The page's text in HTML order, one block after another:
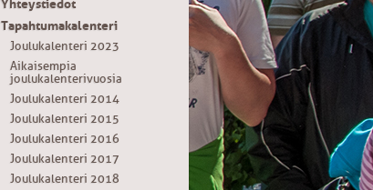
Yhteystiedot
Tapahtumakalenteri
Joulukalenteri 2023
Aikaisempia
joulukalenterivuosia
Joulukalenteri 2014
Joulukalenteri 2015
Joulukalenteri 2016
Joulukalenteri 2017
Joulukalenteri 2018